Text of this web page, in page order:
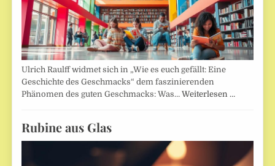
Ulrich Raulff widmet sich in „Wie es euch gefällt: Eine
Geschichte des Geschmacks“ dem faszinierenden
Phänomen des guten Geschmacks: Was…Weiterlesen …
Rubine aus Glas